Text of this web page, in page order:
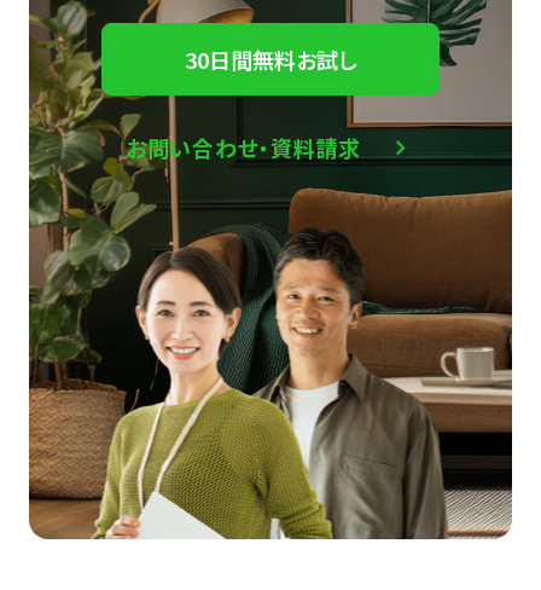
30日間無料お試し
お問い合わせ・資料請求